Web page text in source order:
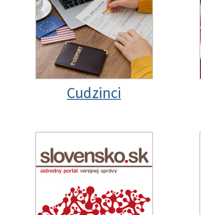
Cudzinci